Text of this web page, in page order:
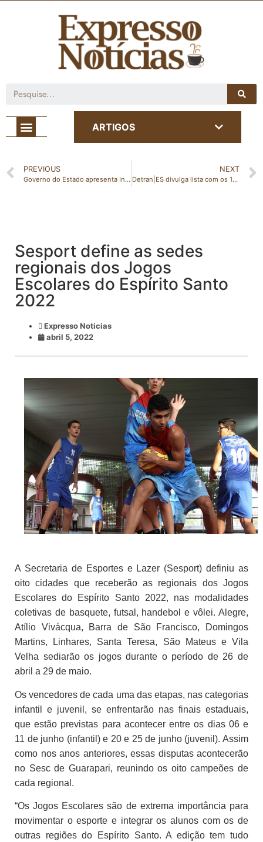
ARTIGOS
PREVIOUS
Governo do Estado apresenta Inscrição Estadual para microempreendedores individuais
NEXT
Detran|ES divulga lista com os 10 mil selecionados no CNH Social 2022
Sesport define as sedes
regionais dos Jogos
Escolares do Espírito Santo
2022
Expresso Noticias
abril 5, 2022
A Secretaria de Esportes e Lazer (Sesport) definiu as
oito cidades que receberão as regionais dos Jogos
Escolares do Espírito Santo 2022, nas modalidades
coletivas de basquete, futsal, handebol e vôlei. Alegre,
Atílio Vivácqua, Barra de São Francisco, Domingos
Martins, Linhares, Santa Teresa, São Mateus e Vila
Velha sediarão os jogos durante o período de 26 de
abril a 29 de maio.
Os vencedores de cada uma das etapas, nas categorias
infantil e juvenil, se enfrentarão nas finais estaduais,
que estão previstas para acontecer entre os dias 06 e
11 de junho (infantil) e 20 e 25 de junho (juvenil). Assim
como nos anos anteriores, essas disputas acontecerão
no Sesc de Guarapari, reunindo os oito campeões de
cada regional.
“Os Jogos Escolares são de extrema importância para
movimentar o esporte e integrar os alunos com os de
outras regiões do Espírito Santo. A edição tem tudo